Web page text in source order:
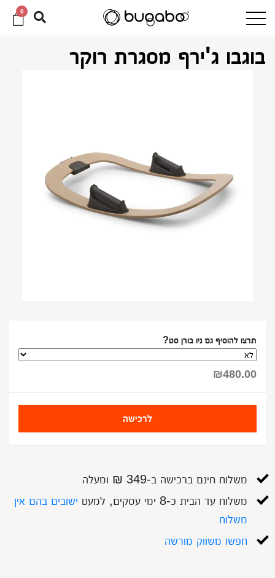
0
בוגבו ג'ירף מסגרת רוקר
תרצו להוסיף גם ניו בורן סט?
₪480.00
לרכישה
משלוח חינם ברכישה ב-349 ₪ ומעלה
משלוח עד הבית כ-8 ימי עסקים, למעט
ישובים בהם אין
משלוח
חפשו משווק מורשה